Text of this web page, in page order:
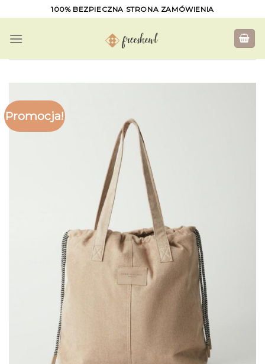
to
content
100% BEZPIECZNA STRONA ZAMÓWIENIA
Promocja!